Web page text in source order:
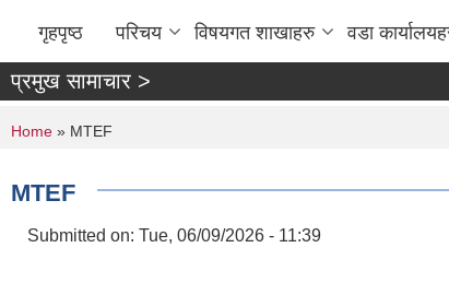
गृहपृष्ठ परिचय विषयगत शाखाहरु वडा
प्रमुख सामाचार >
You are here
Home » MTEF
MTEF
Submitted on: Tue, 06/09/2026 - 11:39